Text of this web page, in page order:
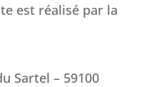
est réalisé par la
Sartel – 59100